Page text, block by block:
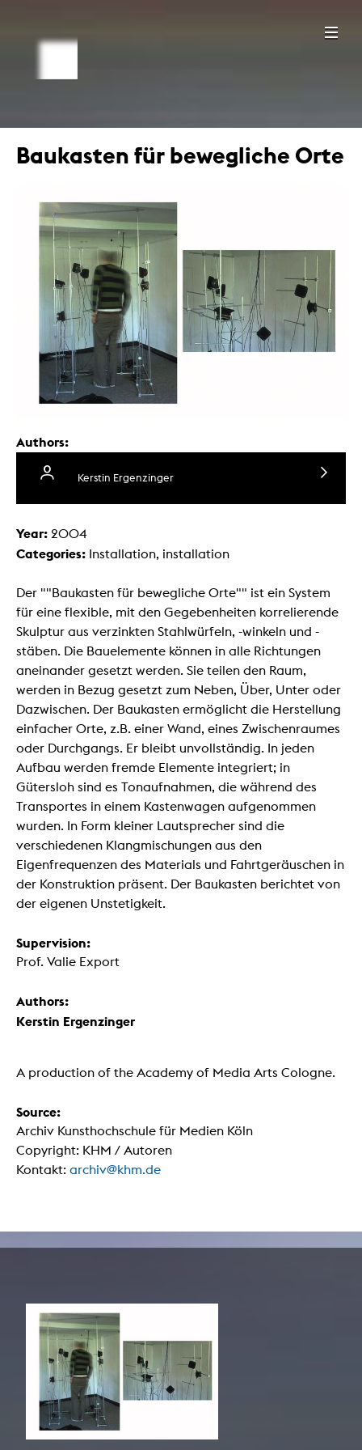
Baukasten für bewegliche Orte
Authors:
Kerstin Ergenzinger
Year: 2004
Categories: Installation, installation
Der ""Baukasten für bewegliche Orte"" ist ein System
für eine flexible, mit den Gegebenheiten korrelierende
Skulptur aus verzinkten Stahlwürfeln, -winkeln und -
stäben. Die Bauelemente können in alle Richtungen
aneinander gesetzt werden. Sie teilen den Raum,
werden in Bezug gesetzt zum Neben, Über, Unter oder
Dazwischen. Der Baukasten ermöglicht die Herstellung
einfacher Orte, z.B. einer Wand, eines Zwischenraumes
oder Durchgangs. Er bleibt unvollständig. In jeden
Aufbau werden fremde Elemente integriert; in
Gütersloh sind es Tonaufnahmen, die während des
Transportes in einem Kastenwagen aufgenommen
wurden. In Form kleiner Lautsprecher sind die
verschiedenen Klangmischungen aus den
Eigenfrequenzen des Materials und Fahrtgeräuschen in
der Konstruktion präsent. Der Baukasten berichtet von
der eigenen Unstetigkeit.
Supervision:
Prof. Valie Export
Authors:
Kerstin Ergenzinger
A production of the Academy of Media Arts Cologne.
Source:
Archiv Kunsthochschule für Medien Köln
Copyright: KHM / Autoren
Kontakt: archiv@khm.de